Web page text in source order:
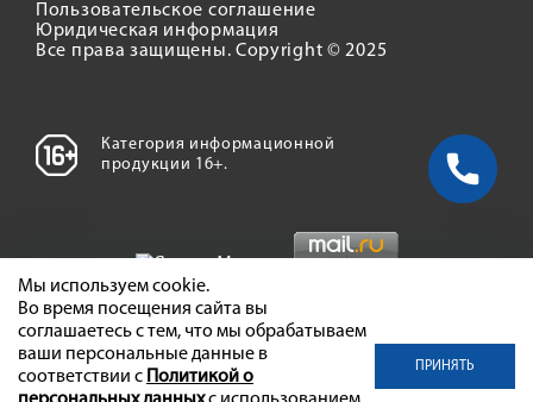
Пользовательское соглашение
Юридическая информация
Все права защищены. Copyright © 2025
Категория информационной
продукции 16+.
Мы используем cookie.
Во время посещения сайта вы
соглашаетесь с тем, что мы обрабатываем
ваши персональные данные в
соответствии с Политикой о
ПРИНЯТЬ